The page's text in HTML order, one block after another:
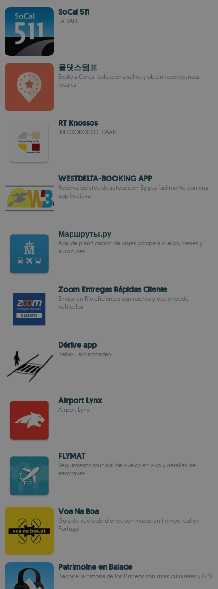
SoCal 511
LA SAFE
올댓스탬프
Explora Corea, colecciona sellos y obtén recompensas
locales
RT Knossos
INFOXOROS SOFTWARE
WESTDELTA-BOOKING APP
Reserva boletos de autobús en Egipto fácilmente con una
app intuitiva
Маршруты.ру
App de planificación de viajes compara vuelos, trenes y
autobuses
Zoom Entregas Rápidas Cliente
Envíos en Río eficientes con rastreo y opciones de
vehículos
Dérive app
Babak Fakhamzadeh
Airport Lynx
Airport Lynx
FLYMAT
Seguimiento mundial de vuelos en vivo y detalles de
aeronaves
Voa Na Boa
Guía de vuelo de drones con mapas en tiempo real en
Portugal
Patrimoine en Balade
Recorre la historia de los Pirineos con rutas culturales y GPS